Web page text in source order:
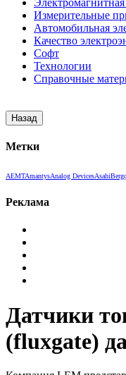
Измерительные
Автомобильная
Качество
Софт
Технологии
Справочные
Метки
AEMTAmantysAnalog DevicesAsahi
Реклама
Датчики
(fluxgate)